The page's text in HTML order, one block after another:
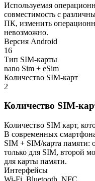
Используемая
совместимость с
ПК, изменить
невозможно.
Версия Android
16
Тип SIM-карты
nano Sim + eSim
Количество SIM-карт
2
Количество SIM-
Количество SIM карт,
В современных
SIM + SIM/карта памяти:
только для SIM, второй
для карты памяти.
Интерфейсы
Wi-Fi, Bluetooth, NFC